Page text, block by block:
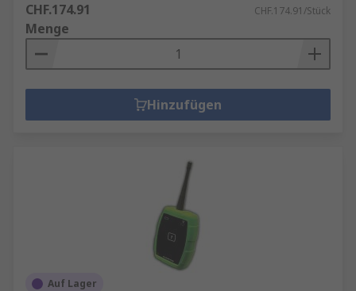
CHF.174.91 CHF.174.91/Stück
Menge
Hinzufügen
Auf Lager